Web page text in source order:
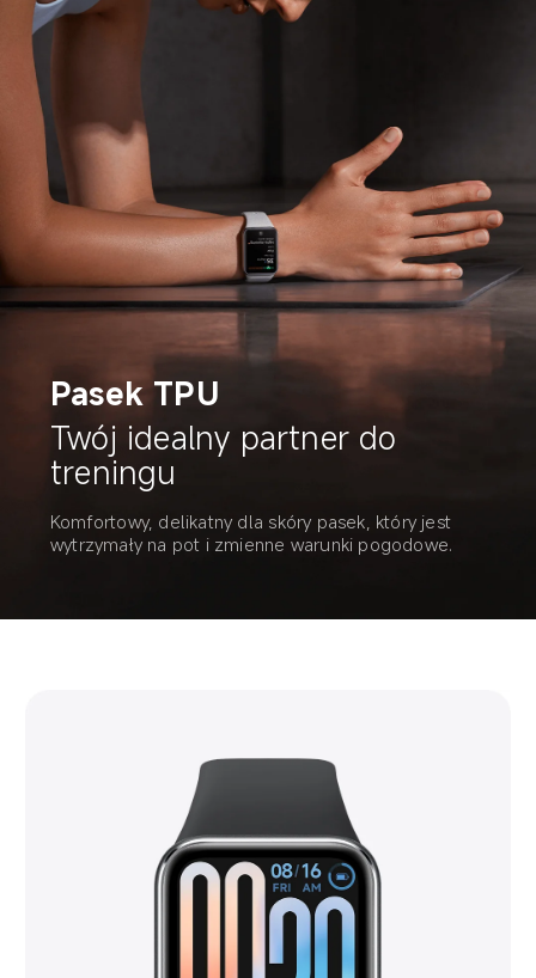
Pasek TPU
Twój idealny partner do
treningu
Komfortowy, delikatny dla skóry pasek, który jest
wytrzymały na pot i zmienne warunki pogodowe.